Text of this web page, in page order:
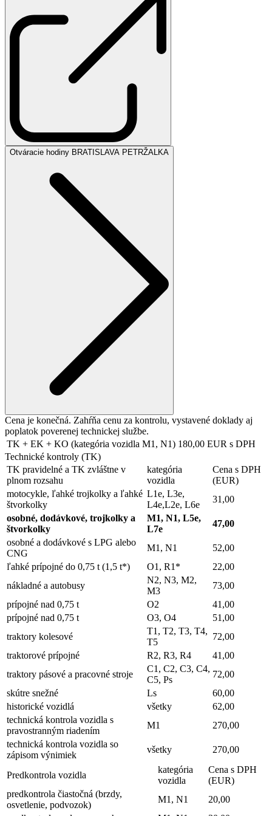
Otváracie hodiny BRATISLAVA PETRŽALKA
Cena je konečná. Zahŕňa cenu za kontrolu, vystavené doklady aj
poplatok poverenej technickej službe.
TK + EK + KO (kategória vozidla M1, N1) 180,00 EUR s DPH
Technické kontroly (TK)
TK pravidelné a TK zvláštne v
plnom rozsahu
kategória
vozidla
Cena s DPH
(EUR)
motocykle, ľahké trojkolky a ľahké
štvorkolky
L1e, L3e,
L4e,L2e, L6e
31,00
osobné, dodávkové, trojkolky a
štvorkolky
M1, N1, L5e,
L7e
47,00
osobné a dodávkové s LPG alebo
CNG
M1, N1
52,00
ľahké prípojné do 0,75 t (1,5 t*)
O1, R1*
22,00
nákladné a autobusy
N2, N3, M2,
M3
73,00
prípojné nad 0,75 t
O2
41,00
prípojné nad 0,75 t
O3, O4
51,00
traktory kolesové
T1, T2, T3, T4,
T5
72,00
traktorové prípojné
R2, R3, R4
41,00
traktory pásové a pracovné stroje
C1, C2, C3, C4,
C5, Ps
72,00
skútre snežné
Ls
60,00
historické vozidlá
všetky
62,00
technická kontrola vozidla s
pravostranným riadením
M1
270,00
technická kontrola vozidla so
zápisom výnimiek
všetky 270,00
Predkontrola vozidla
kategória
vozidla
Cena s DPH
(EUR)
predkontrola čiastočná (brzdy,
osvetlenie, podvozok)
M1, N1
20,00